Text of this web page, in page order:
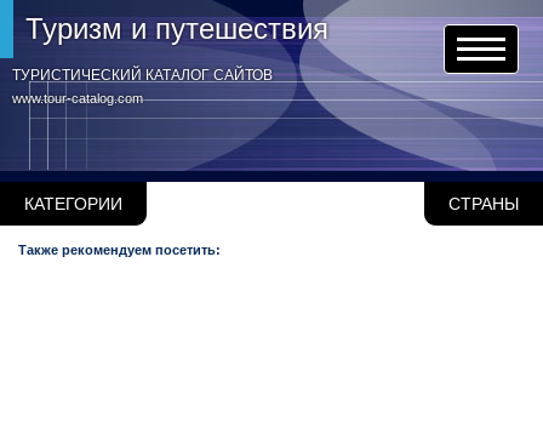
www.tour-catalog.com
Туризм и путешествия
ТУРИСТИЧЕСКИЙ КАТАЛОГ САЙТОВ
КАТЕГОРИИ СТРАНЫ
Также рекомендуем посетить: